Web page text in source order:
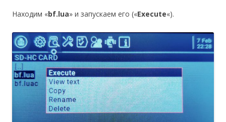
Находим «bf.lua» и запускаем его («Execute«).